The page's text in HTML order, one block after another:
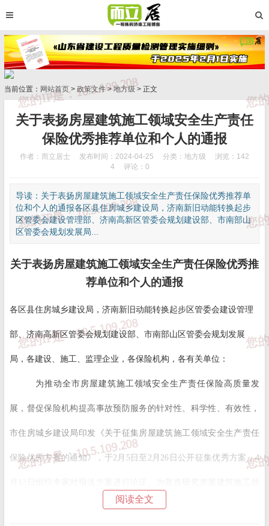
当前位置： 网站首页 > 政策文件>地方级> 正文
关于表扬房屋建筑施工领域安全生产责任
保险优秀推荐单位和个人的通报
作者：而立居士 发布时间：2024-04-25 分类： 地方级
浏览：142
4
评论：0
导读：关于表扬房屋建筑施工领域安全生产责任保险优秀推荐单
位和个人的通报各区县住房城乡建设局，济南新旧动能转换起步
区管委会建设管理部、济南高新区管委会规划建设部、市南部山
区管委会规划发展局...
关于表扬房屋建筑施工领域安全生产责任保险优秀推
荐单位和个人的通报
各区县住房城乡建设局，济南新旧动能转换起步区管委会建设管理
部、济南高新区管委会规划建设部、市南部山区管委会规划发展
局，各建设、施工、监理企业，各保险机构，各有关单位：
为推动全市房屋建筑施工领域安全生产责任保险高质量发
展，督促保险机构提高事故预防服务的针对性、科学性、有效性，
市住房城乡建设局印发《关于征集房屋建筑施工领域安全生产责任
保险优秀方案的通知》，于2月5日至2月26日公开征集优秀方案，4
域安全生产责任保险工作的良好氛围，鼓励积极投稿的单位和个
阅读全文